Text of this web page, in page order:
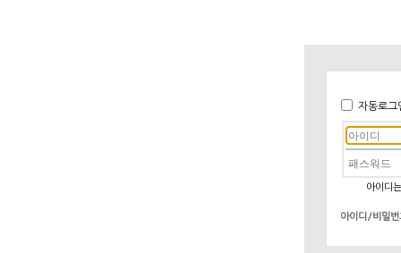
자동로그
아이디
아이디/비밀번